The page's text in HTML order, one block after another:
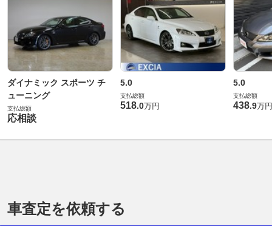
ダイナミック スポーツ チ
ューニング
支払総額
応相談
5.0
支払総額
518.0万円
5.0
支払総額
438.9万円
車査定を依頼する